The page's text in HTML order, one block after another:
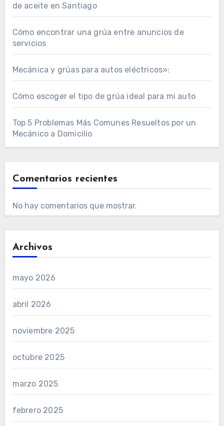
de aceite en Santiago
Cómo encontrar una grúa entre anuncios de
servicios
Mecánica y grúas para autos eléctricos»:
Cómo escoger el tipo de grúa ideal para mi auto
Top 5 Problemas Más Comunes Resueltos por un
Mecánico a Domicilio
Comentarios recientes
No hay comentarios que mostrar.
Archivos
mayo 2026
abril 2026
noviembre 2025
octubre 2025
marzo 2025
febrero 2025